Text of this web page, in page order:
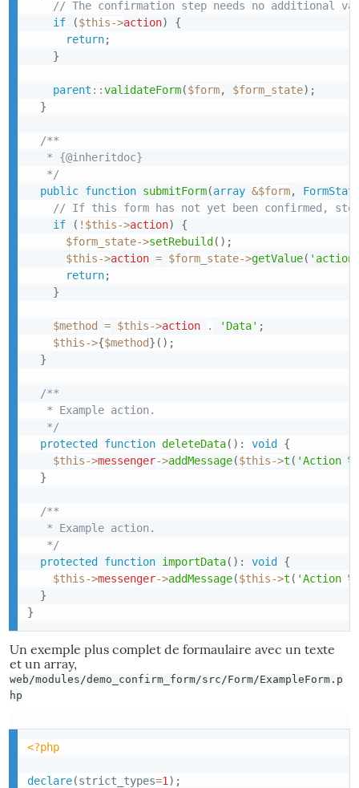
// The confirmation step needs no additional
if
($this->action)
{
return;
}
parent ::validateForm($form, $form_state) ;
}
/**
   * {@inheritdoc}
   */
public function submitForm(array &$form,
// If this form has not yet been confirmed,
if
( ! $this->action)
{
$form_state->setRebuild( ) ;
$this->action = $form_state->getValue(
return;
}
$method = $this->action . 'Data' ;
$this->{$method} ( ) ;
}
/**
   * Example action.
   */
protected function deleteData( ) : void {
$this->messenger->addMessage($this->t ( 'Action
}
/**
   * Example action.
   */
protected function importData( ) : void {
$this->messenger->addMessage($this->t ( 'Action
}
}
Un exemple plus complet de formaulaire avec un texte
et un array,
web/modules/demo_confirm_form/src/Form/ExampleForm.p
hp
<?php
declare(strict_types=1 ) ;